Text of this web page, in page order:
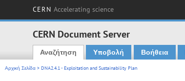
CERN Accelerating science
CERN Document Server
Main menu
Αναζήτηση Υποβολή Βοήθεια
Αρχική Σελίδα > DNA2.4.1 - Exploitation and Sustainability Plan